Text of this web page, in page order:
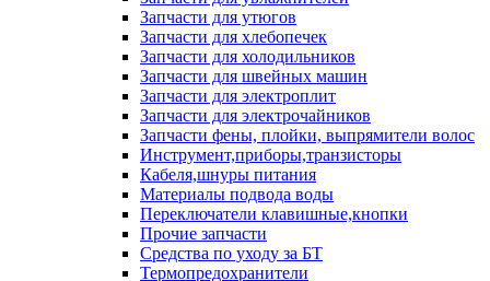
Запчасти для утюгов
Запчасти для хлебопечек
Запчасти для холодильников
Запчасти для швейных машин
Запчасти для электроплит
Запчасти для электрочайников
Запчасти фены, плойки, выпрямители волос
Инструмент,приборы,транзисторы
Кабеля,шнуры питания
Материалы подвода воды
Переключатели клавишные,кнопки
Прочие запчасти
Средства по уходу за БТ
Термопредохранители